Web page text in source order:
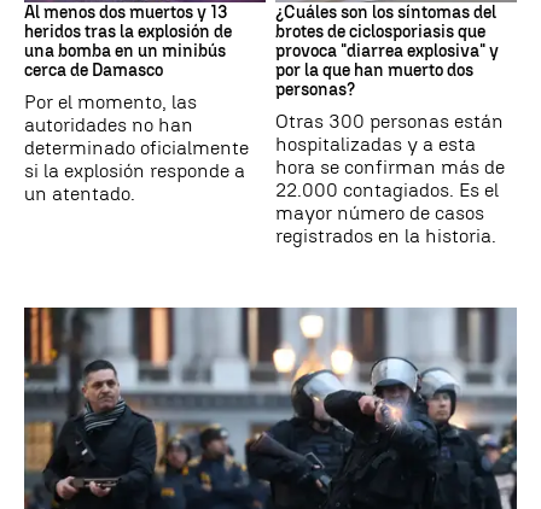
Al menos dos muertos y 13
heridos tras la explosión de
una bomba en un minibús
cerca de Damasco
Por el momento, las
autoridades no han
determinado oficialmente
si la explosión responde a
un atentado.
¿Cuáles son los síntomas del
brotes de ciclosporiasis que
provoca "diarrea explosiva" y
por la que han muerto dos
personas?
Otras 300 personas están
hospitalizadas y a esta
hora se confirman más de
22.000 contagiados. Es el
mayor número de casos
registrados en la historia.